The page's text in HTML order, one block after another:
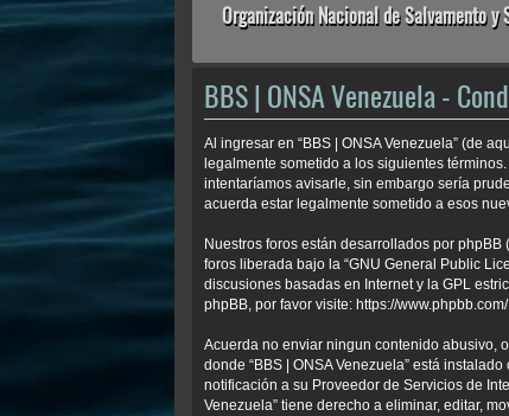
Organización Nacional de Salvamento
BBS | ONSA Venezuela -
Al ingresar en “BBS | ONSA Venezuela” (de
legalmente sometido a los siguientes
intentaríamos avisarle, sin embargo sería
acuerda estar legalmente sometido a esos
Nuestros foros están desarrollados por phpBB
foros liberada bajo la “GNU General Public
discusiones basadas en Internet y la GPL
phpBB, por favor visite: https://www.phpbb.com/
Acuerda no enviar ningun contenido abusivo,
donde “BBS | ONSA Venezuela” está
notificación a su Proveedor de Servicios de
Venezuela” tiene derecho a eliminar, editar,